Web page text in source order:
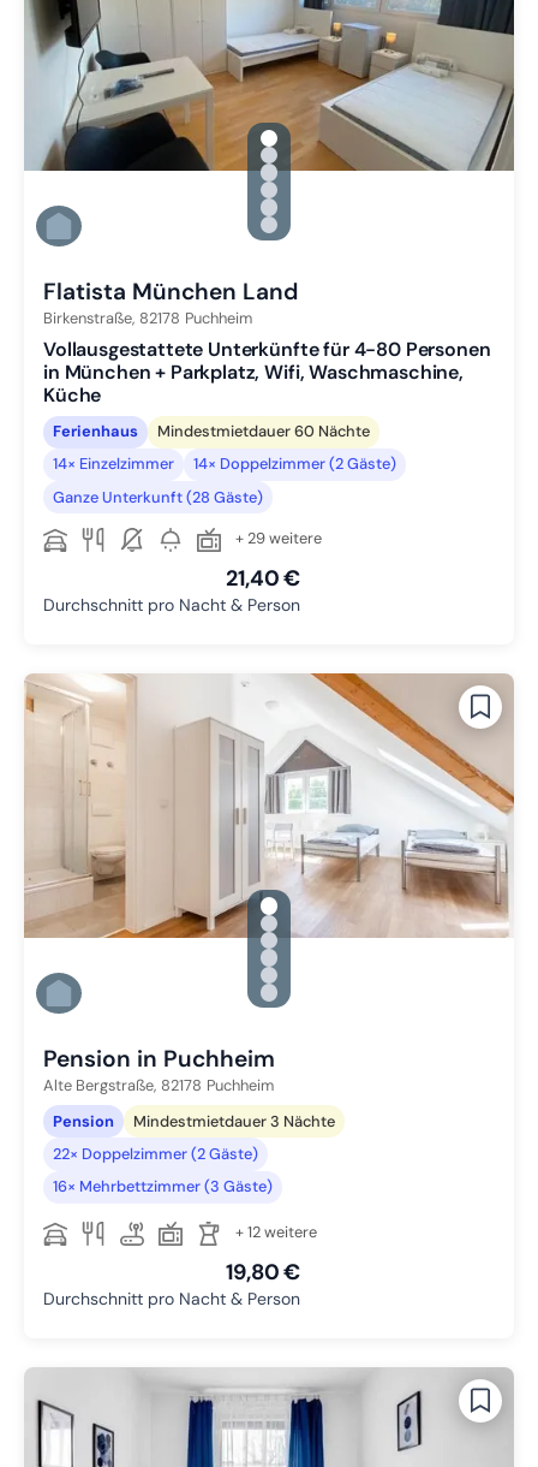
gallery.slide_selector
Zu Slide 1 wechseln
Zu Slide 2 wechseln
Zu Slide 3 wechseln
Zu Slide 4 wechseln
Zu Slide 5 wechseln
Zu Slide 6 wechseln
Flatista München Land
Birkenstraße, 82178 Puchheim
Vollausgestattete Unterkünfte für 4-80 Personen
in München + Parkplatz, Wifi, Waschmaschine,
Küche
Ferienhaus
Mindestmietdauer 60 Nächte
14× Einzelzimmer
14× Doppelzimmer (2 Gäste)
Ganze Unterkunft (28 Gäste)
+ 29 weitere
21,40 €
Durchschnitt pro Nacht & Person
gallery.slide_selector
Zu Slide 1 wechseln
Zu Slide 2 wechseln
Zu Slide 3 wechseln
Zu Slide 4 wechseln
Zu Slide 5 wechseln
Zu Slide 6 wechseln
Pension in Puchheim
Alte Bergstraße, 82178 Puchheim
Pension
Mindestmietdauer 3 Nächte
22× Doppelzimmer (2 Gäste)
16× Mehrbettzimmer (3 Gäste)
+ 12 weitere
19,80 €
Durchschnitt pro Nacht & Person